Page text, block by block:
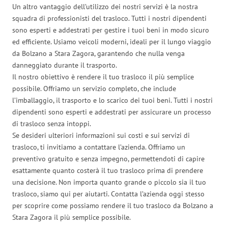
Un altro vantaggio dell’utilizzo dei nostri servizi è la nostra
squadra di professionisti del trasloco. Tutti i nostri dipendenti
sono esperti e addestrati per gestire i tuoi beni in modo sicuro
ed efficiente. Usiamo veicoli moderni, ideali per il lungo viaggio
da Bolzano a Stara Zagora, garantendo che nulla venga
danneggiato durante il trasporto.
Il nostro obiettivo è rendere il tuo trasloco il più semplice
possibile. Offriamo un servizio completo, che include
l’imballaggio, il trasporto e lo scarico dei tuoi beni. Tutti i nostri
dipendenti sono esperti e addestrati per assicurare un processo
di trasloco senza intoppi.
Se desideri ulteriori informazioni sui costi e sui servizi di
trasloco, ti invitiamo a contattare l’azienda. Offriamo un
preventivo gratuito e senza impegno, permettendoti di capire
esattamente quanto costerà il tuo trasloco prima di prendere
una decisione. Non importa quanto grande o piccolo sia il tuo
trasloco, siamo qui per aiutarti. Contatta l’azienda oggi stesso
per scoprire come possiamo rendere il tuo trasloco da Bolzano a
Stara Zagora il più semplice possibile.